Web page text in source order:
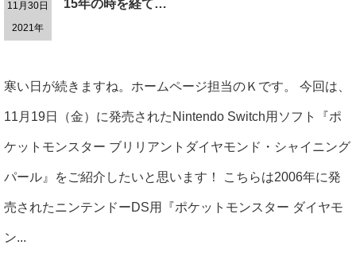
11月30日
2021年
15年の時を経て…
寒い日が続きますね。ホームページ担当のＫです。 今回は、
11月19日（金）に発売されたNintendo Switch用ソフト『ポ
ケットモンスター ブリリアントダイヤモンド・シャイニング
パール』をご紹介したいと思います！ こちらは2006年に発
売されたニンテンドーDS用『ポケットモンスター ダイヤモ
ン...